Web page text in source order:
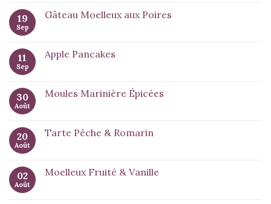
19
Sep
Gâteau Moelleux aux Poires
11
Sep
Apple Pancakes
30
Août
Moules Marinière Épicées
20
Août
Tarte Pêche & Romarin
02
Août
Moelleux Fruité & Vanille